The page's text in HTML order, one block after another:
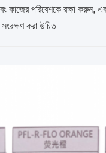
পরিবেশকে রক্ষা করুন,
করা উচিত